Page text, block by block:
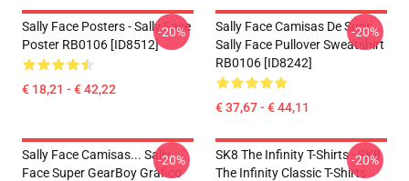
Sally Face Posters - Sally Face
Poster RB0106 [ID8512]
€ 18,21 - € 42,22
-20%
Sally Face Camisas De Suor
Sally Face Pullover Sweatshirt
RB0106 [ID8242]
€ 37,67 - € 44,11
-20%
Sally Face Camisas... Sally
Face Super GearBoy Gráfico
-20%
SK8 The Infinity T-Shirts - SK8
The Infinity Classic T-Shirts
-20%